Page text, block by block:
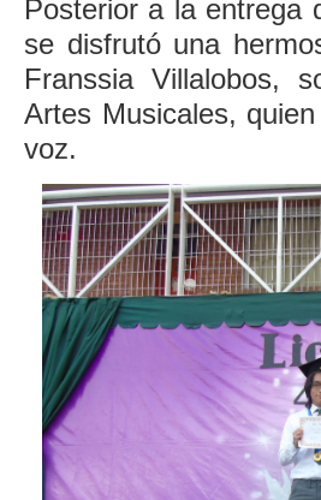
Posterior a la entrega
se disfrutó una
Franssia Villalobos,
Artes Musicales,
voz.